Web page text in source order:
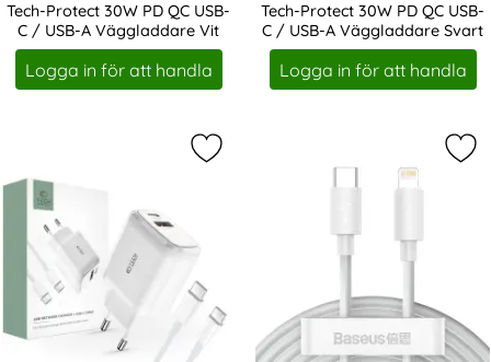
Tech-Protect 30W PD QC USB-
C / USB-A Väggladdare Vit
Art. nr 208346
Logga in för att handla
Tech-Protect 30W PD QC USB-
C / USB-A Väggladdare Svart
Art. nr 208347
Logga in för att handla
Markera tech-Protect 20W